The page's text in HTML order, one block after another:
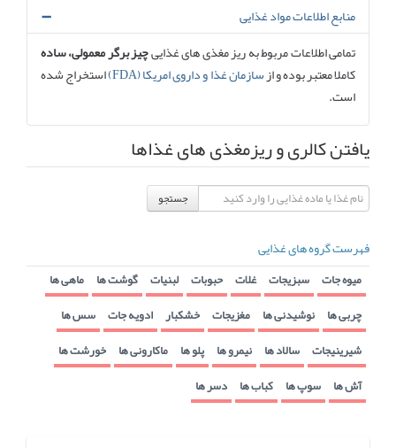
منابع اطلاعات مواد غذایی
تمامی اطلاعات مربوط به ریز مغذی های غذاییچیز برگر معمولی، ساده
کاملا معتبر بوده و ازسازمان غذا و داروی امریکا (FDA)
استخراج شده
است.
یافتن کالری و ریزمغذی های غذاها
جستجو
فهرست گروه های غذایی
میوه جات سبزیجات غلات حبوبات لبنیات گوشت ها ماهی ها
چربی ها نوشیدنی ها مغزیجات خشکبار ادویه جات سس ها
شیرینیجات سالاد ها نیمرو ها پلو ها ماکارونی ها خورشت ها
آش ها سوپ ها کباب ها دسر ها